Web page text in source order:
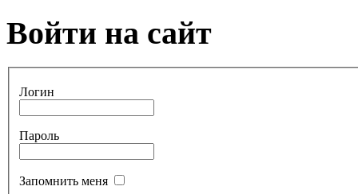
Войти на сайт
Логин
Пароль
Запомнить меня